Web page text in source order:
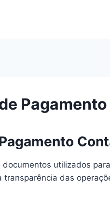
utilizados
das